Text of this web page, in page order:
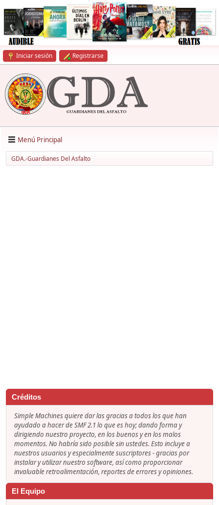
Iniciar sesión Registrarse
Menú Principal
GDA.-Guardianes Del Asfalto
Créditos
Simple Machines quiere dar las gracias a todos los que han
ayudado a hacer de SMF 2.1 lo que es hoy; dando forma y
dirigiendo nuestro proyecto, en los buenos y en los malos
momentos. No habría sido posible sin ustedes. Esto incluye a
nuestros usuarios y especialmente suscriptores - gracias por
instalar y utilizar nuestro software, así como proporcionar
invaluable retroalimentación, reportes de errores y opiniones.
El Equipo